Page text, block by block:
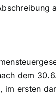
dem
im ersten